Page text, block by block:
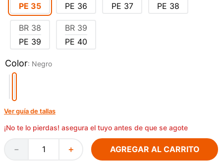
PE 35
PE 36
PE 37
PE 38
BR 38
PE 39
BR 39
PE 40
Color: Negro
Ver guía de tallas
¡No te lo pierdas! asegura el tuyo antes de que se agote
＋
－ AGREGAR AL CARRITO